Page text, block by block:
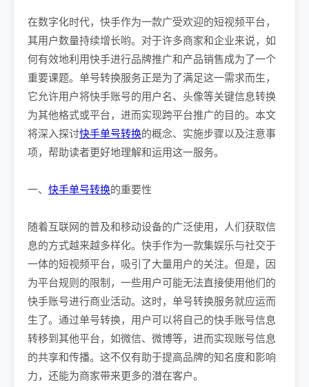
在数字化时代，快手作为一款广受欢迎的短视频平台，
其用户数量持续增长哟。对于许多商家和企业来说，如
何有效地利用快手进行品牌推广和产品销售成为了一个
重要课题。单号转换服务正是为了满足这一需求而生，
它允许用户将快手账号的用户名、头像等关键信息转换
为其他格式或平台，进而实现跨平台推广的目的。本文
将深入探讨快手单号转换的概念、实施步骤以及注意事
项，帮助读者更好地理解和运用这一服务。
一、 快手单号转换的重要性
随着互联网的普及和移动设备的广泛使用，人们获取信
息的方式越来越多样化。快手作为一款集娱乐与社交于
一体的短视频平台，吸引了大量用户的关注。但是，因
为平台规则的限制，一些用户可能无法直接使用他们的
快手账号进行商业活动。这时，单号转换服务就应运而
生了。通过单号转换，用户可以将自己的快手账号信息
转移到其他平台，如微信、微博等，进而实现账号信息
的共享和传播。这不仅有助于提高品牌的知名度和影响
力，还能为商家带来更多的潜在客户。